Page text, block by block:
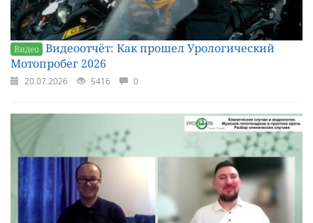
Видео Видеоотчёт: Как прошел Урологический
Мотопробег 2026
20.07.2026 5416 0